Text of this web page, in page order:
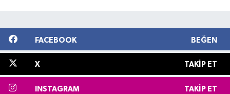
FACEBOOK BEĞEN
X TAKIP ET
INSTAGRAM TAKIP ET